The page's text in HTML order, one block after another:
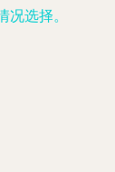
选择。